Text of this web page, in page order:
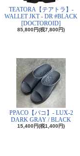
TEATORA【テアトラ】-
WALLET JKT - DR #BLACK
[DOCTOROID]
85,800円(税7,800円)
PPACO【パコ】- LUX-2
DARK GRAY / BLACK
15,400円(税1,400円)